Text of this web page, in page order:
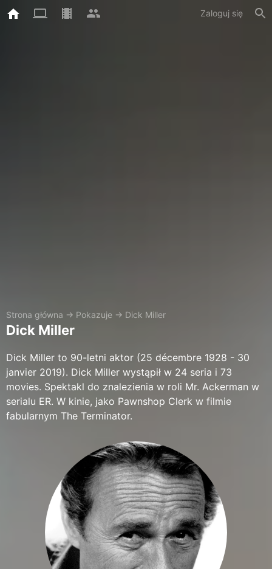
Zaloguj się
Strona główna → Pokazuje → Dick Miller
Dick Miller
Dick Miller to 90-letni aktor (25 décembre 1928 - 30
janvier 2019). Dick Miller wystąpił w 24 seria i 73
movies. Spektakl do znalezienia w roli Mr. Ackerman w
serialu ER. W kinie, jako Pawnshop Clerk w filmie
fabularnym The Terminator.